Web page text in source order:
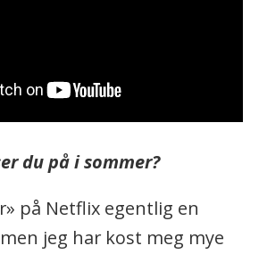
du på i sommer?
på Netflix egentlig en
jeg har kost meg mye